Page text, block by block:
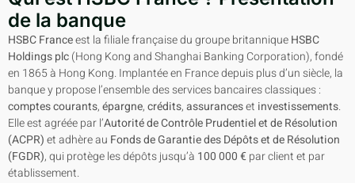
de la banque
HSBC Franceest la filiale française du groupe britanniqueHSBC
Holdings plc(Hong Kong and Shanghai Banking Corporation), fondé
en 1865 à Hong Kong. Implantée en France depuis plus d’un siècle, la
banque y propose l’ensemble des services bancaires classiques :
comptes courants,épargne,crédits,assuranceset investissements.
Elle est agréée par l’Autorité de Contrôle Prudentiel et de Résolution
(ACPR)et adhère au Fonds de Garantie des Dépôts et de Résolution
(FGDR), qui protège les dépôts jusqu’à 100 000 €par client et par
établissement.